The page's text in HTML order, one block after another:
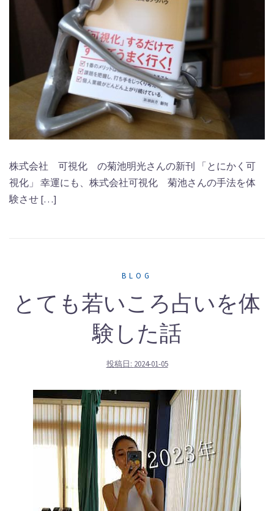
株式会社 可視化 の菊池明光さんの新刊 「とにかく可
視化」 幸運にも、株式会社可視化 菊池さんの手法を体
験させ […]
BLOG
とても若いころ占いを体
験した話
投稿日: 2024-01-05